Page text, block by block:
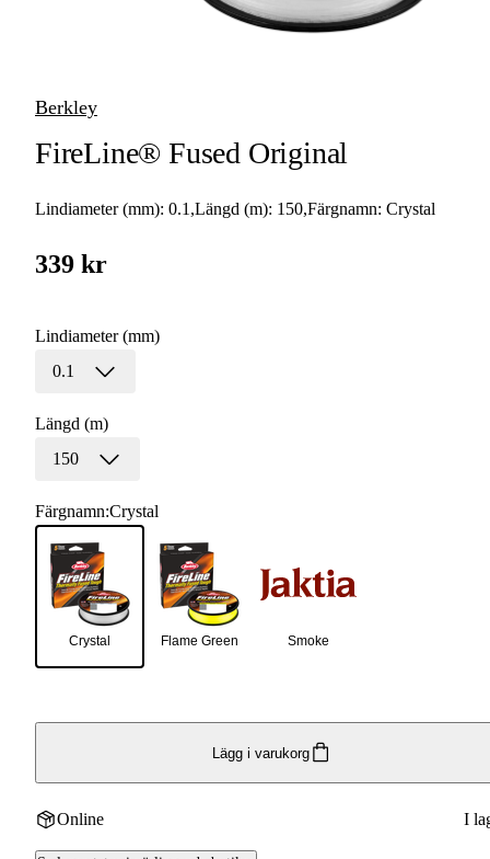
Berkley
FireLine® Fused Original
Lindiameter (mm): 0.1 ,Längd (m): 150,Färgnamn: Crystal
339 kr
Lindiameter (mm)
0.1
Längd (m)
150
Färgnamn:Crystal
Crystal Flame Green Smoke
Lägg i varukorg
Online I